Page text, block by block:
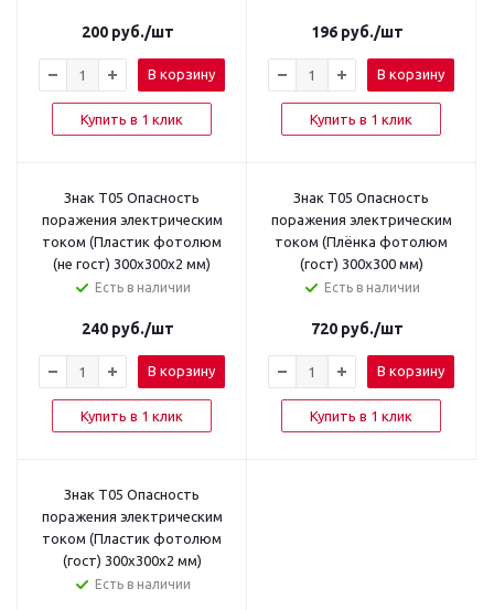
200 руб./шт
В корзину
Купить в 1 клик
196 руб./шт
В корзину
Купить в 1 клик
Знак T05 Опасность
поражения электрическим
током (Пластик фотолюм
(не гост) 300х300х2 мм)
Есть в наличии
240 руб./шт
В корзину
Купить в 1 клик
Знак T05 Опасность
поражения электрическим
током (Плёнка фотолюм
(гост) 300х300 мм)
Есть в наличии
720 руб./шт
В корзину
Купить в 1 клик
Знак T05 Опасность
поражения электрическим
током (Пластик фотолюм
(гост) 300х300х2 мм)
Есть в наличии